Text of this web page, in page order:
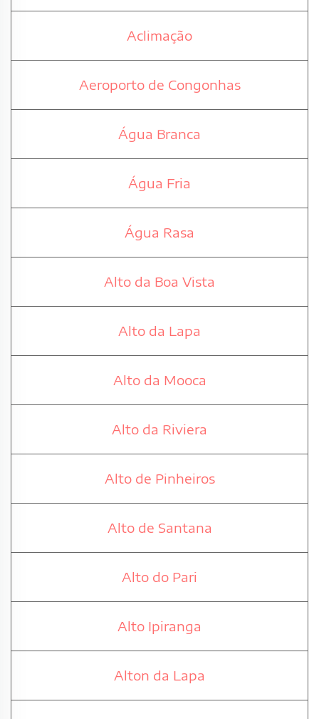
Aclimação
Aeroporto de Congonhas
Água Branca
Água Fria
Água Rasa
Alto da Boa Vista
Alto da Lapa
Alto da Mooca
Alto da Riviera
Alto de Pinheiros
Alto de Santana
Alto do Pari
Alto Ipiranga
Alton da Lapa